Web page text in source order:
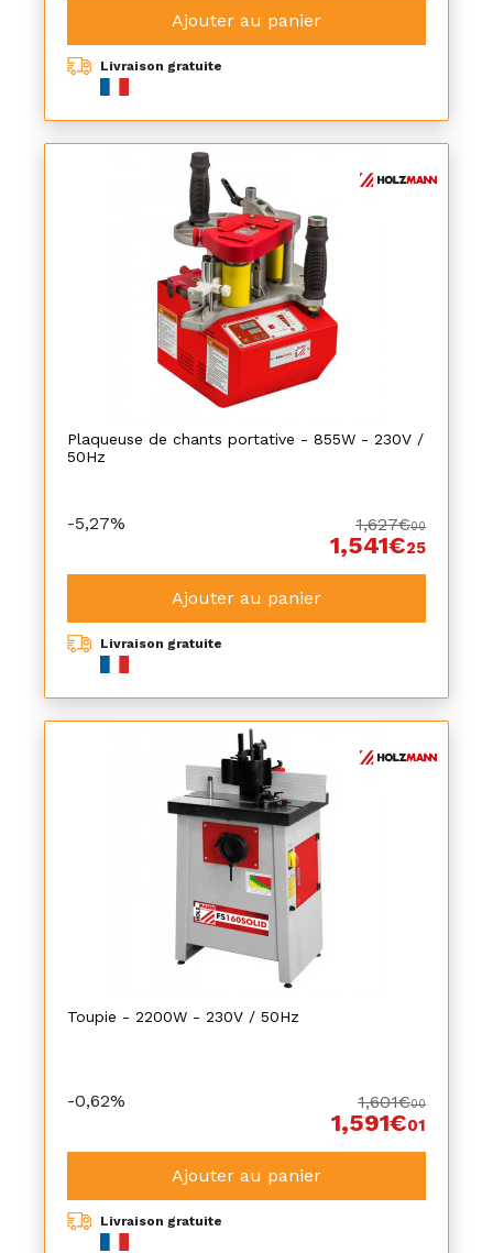
Ajouter au panier
Livraison gratuite
Plaqueuse de chants portative - 855W - 230V /
50Hz
-5,27% 1,627€00
1,541€25
Ajouter au panier
Livraison gratuite
Toupie - 2200W - 230V / 50Hz
-0,62% 1,601€00
1,591€01
Ajouter au panier
Livraison gratuite